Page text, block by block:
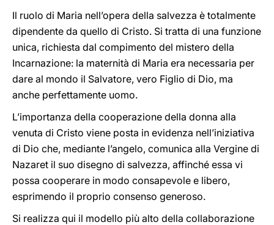
Il ruolo di Maria nell’opera della salvezza è totalmente
dipendente da quello di Cristo. Si tratta di una funzione
unica, richiesta dal compimento del mistero della
Incarnazione: la maternità di Maria era necessaria per
dare al mondo il Salvatore, vero Figlio di Dio, ma
anche perfettamente uomo.
L’importanza della cooperazione della donna alla
venuta di Cristo viene posta in evidenza nell’iniziativa
di Dio che, mediante l’angelo, comunica alla Vergine di
Nazaret il suo disegno di salvezza, affinché essa vi
possa cooperare in modo consapevole e libero,
esprimendo il proprio consenso generoso.
Si realizza qui il modello più alto della collaborazione